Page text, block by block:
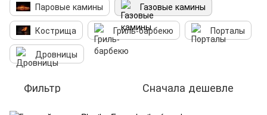
Паровые камины
Газовые камины
Кострища
Гриль-барбекю
Порталы
Дровницы
Фильтр Сначала дешевле